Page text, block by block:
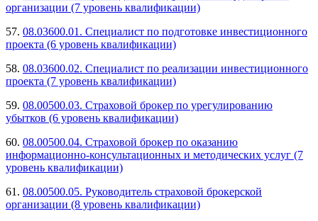
организации (7 уровень квалификации)
57. 08.03600.01. Специалист по подготовке инвестиционного
проекта (6 уровень квалификации)
58. 08.03600.02. Специалист по реализации инвестиционного
проекта (7 уровень квалификации)
59. 08.00500.03. Страховой брокер по урегулированию
убытков (6 уровень квалификации)
60. 08.00500.04. Страховой брокер по оказанию
информационно-консультационных и методических услуг (7
уровень квалификации)
61. 08.00500.05. Руководитель страховой брокерской
организации (8 уровень квалификации)